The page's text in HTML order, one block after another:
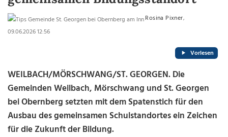
Rosina Pixner,
09.06.2026 12:56
Vorlesen
WEILBACH/MÖRSCHWANG/ST. GEORGEN. Die
Gemeinden Weilbach, Mörschwang und St. Georgen
bei Obernberg setzten mit dem Spatenstich für den
Ausbau des gemeinsamen Schulstandortes ein Zeichen
für die Zukunft der Bildung.